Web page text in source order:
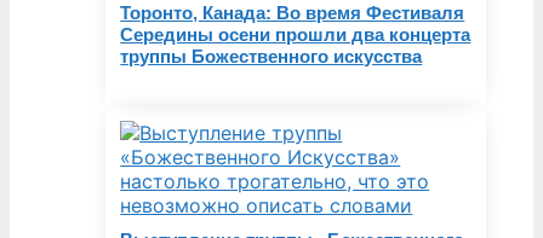
Торонто, Канада: Во время Фестиваля
Середины осени прошли два концерта
труппы Божественного искусства